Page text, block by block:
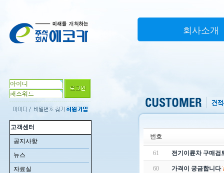
고객센터
공지사항
뉴스
자료실
회사소개
번호
61 전기이륜차 구매
60 가격이 궁금합니다